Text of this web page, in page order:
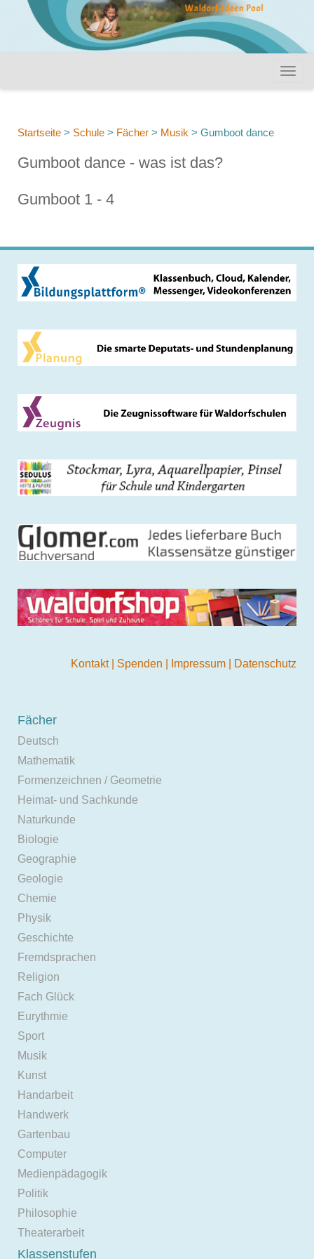
Startseite > Schule > Fächer > Musik > Gumboot dance
Gumboot dance - was ist das?
Gumboot 1 - 4
Kontakt Spenden Impressum Datenschutz
Fächer
Deutsch
Mathematik
Formenzeichnen / Geometrie
Heimat- und Sachkunde
Naturkunde
Biologie
Geographie
Geologie
Chemie
Physik
Geschichte
Fremdsprachen
Religion
Fach Glück
Eurythmie
Sport
Musik
Kunst
Handarbeit
Handwerk
Gartenbau
Computer
Medienpädagogik
Politik
Philosophie
Theaterarbeit
Klassenstufen